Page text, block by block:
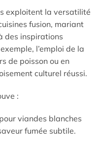
exploitent la versatilité
fusion, mariant
des inspirations
l’emploi de la
de poisson ou en
culturel réussi.
:
viandes blanches
fumée subtile.